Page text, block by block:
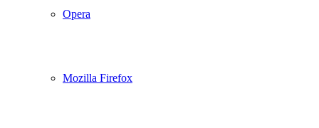
Opera
Mozilla Firefox